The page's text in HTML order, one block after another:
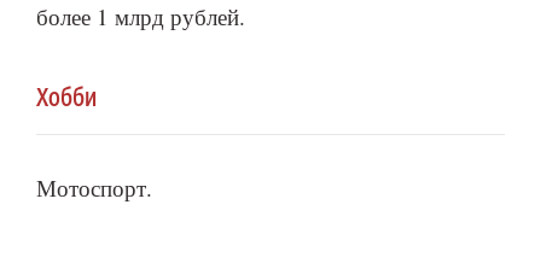
более 1 млрд рублей.
Хобби
Мотоспорт.